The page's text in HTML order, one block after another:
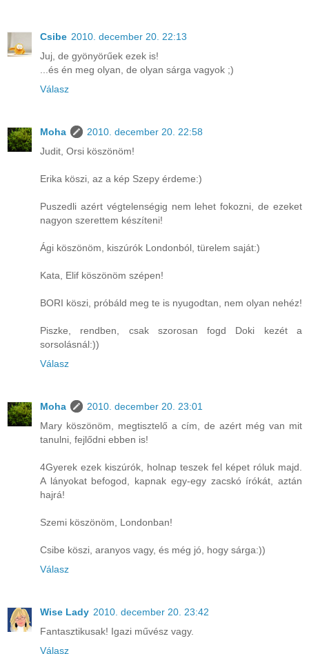
Csibe 2010. december 20. 22:13
Juj, de gyönyörűek ezek is!
...és én meg olyan, de olyan sárga vagyok ;)
Válasz
Moha
2010. december 20. 22:58
Judit, Orsi köszönöm!
Erika köszi, az a kép Szepy érdeme:)
Puszedli azért végtelenségig nem lehet fokozni, de ezeket
nagyon szerettem készíteni!
Ági köszönöm, kiszúrók Londonból, türelem saját:)
Kata, Elif köszönöm szépen!
BORI köszi, próbáld meg te is nyugodtan, nem olyan nehéz!
Piszke, rendben, csak szorosan fogd Doki kezét a
sorsolásnál:))
Válasz
Moha
2010. december 20. 23:01
Mary köszönöm, megtisztelő a cím, de azért még van mit
tanulni, fejlődni ebben is!
4Gyerek ezek kiszúrók, holnap teszek fel képet róluk majd.
A lányokat befogod, kapnak egy-egy zacskó írókát, aztán
hajrá!
Szemi köszönöm, Londonban!
Csibe köszi, aranyos vagy, és még jó, hogy sárga:))
Válasz
Wise Lady 2010. december 20. 23:42
Fantasztikusak! Igazi művész vagy.
Válasz